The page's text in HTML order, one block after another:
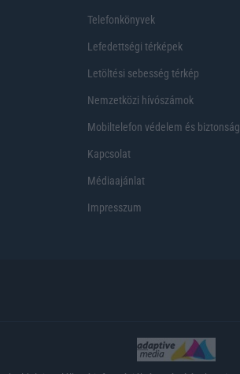
Telefonkönyvek
Lefedettségi térképek
Letöltési sebesség térkép
Nemzetközi hívószámok
Mobiltelefon védelem és biztonság
Kapcsolat
Médiaajánlat
Impresszum